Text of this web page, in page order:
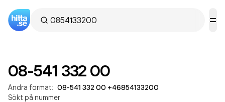
08-541 332 00
Andra format: 08-541 332 00 +46854133200
Sökt på nummer